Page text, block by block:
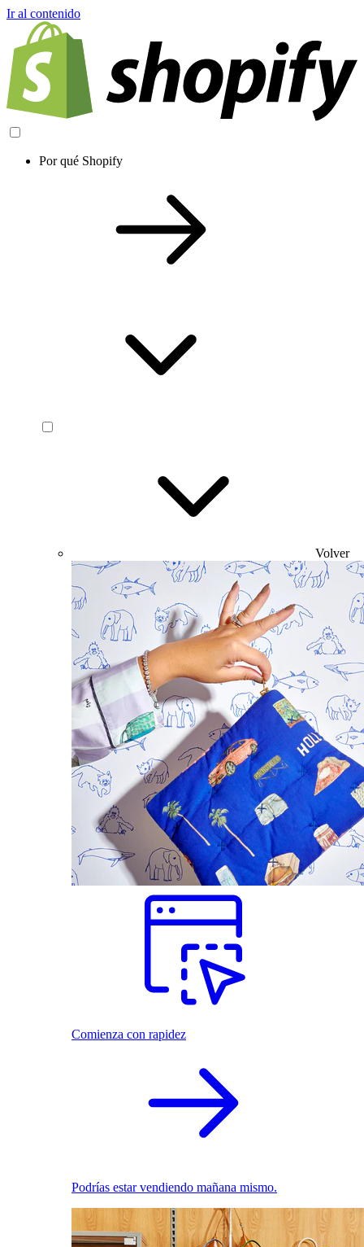
Ir al contenido
Por qué Shopify
Volver
Comienza con rapidez
Podrías estar vendiendo mañana mismo.